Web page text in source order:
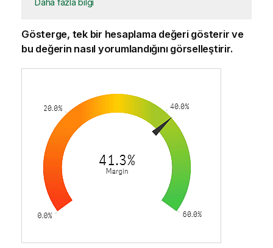
Daha fazla bilgi
Gösterge, tek bir hesaplama değeri gösterir ve
bu değerin nasıl yorumlandığını görselleştirir.